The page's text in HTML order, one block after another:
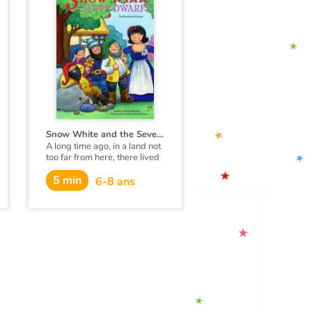
Snow White and the Seven Dwarfs
A long time ago, in a land not
too far from here, there lived
a beautiful little girl whose
dad was the King...
5 min 6-8 ans